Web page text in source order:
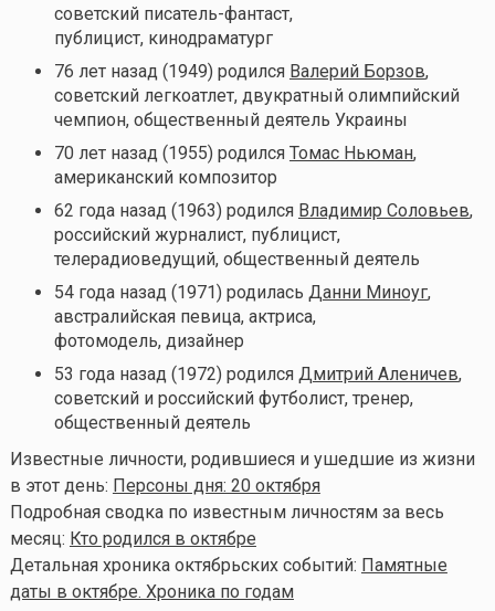
советский писатель-фантаст,
публицист, кинодраматург
76 лет назад (1949) родился Валерий Борзов,
советский легкоатлет, двукратный олимпийский
чемпион, общественный деятель Украины
70 лет назад (1955) родился Томас Ньюман,
американский композитор
62 года назад (1963) родился Владимир Соловьев,
российский журналист, публицист,
телерадиоведущий, общественный деятель
54 года назад (1971) родилась Данни Миноуг,
австралийская певица, актриса,
фотомодель, дизайнер
53 года назад (1972) родился Дмитрий Аленичев,
советский и российский футболист, тренер,
общественный деятель
Известные личности, родившиеся и ушедшие из жизни
в этот день: Персоны дня: 20 октября
Подробная сводка по известным личностям за весь
месяц: Кто родился в октябре
Детальная хроника октябрьских событий: Памятные
даты в октябре. Хроника по годам